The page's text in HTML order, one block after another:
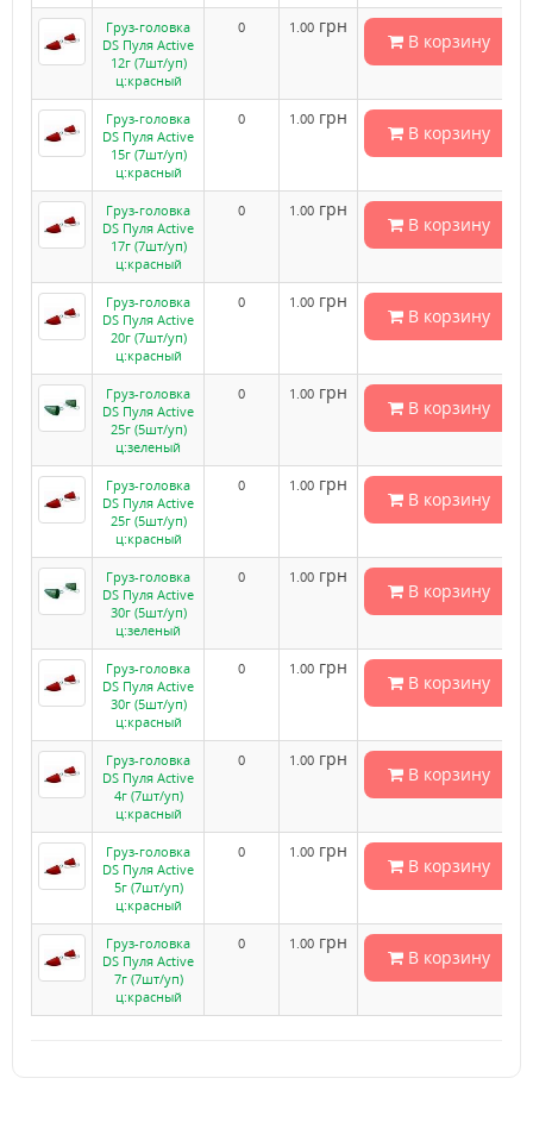
Груз-головка
DS Пуля Active
12г (7шт/уп)
ц:красный
0 1.00 грн
В корзину
Груз-головка
DS Пуля Active
15г (7шт/уп)
ц:красный
0 1.00 грн
В корзину
Груз-головка
DS Пуля Active
17г (7шт/уп)
ц:красный
0 1.00 грн
В корзину
Груз-головка
DS Пуля Active
20г (7шт/уп)
ц:красный
0 1.00 грн
В корзину
Груз-головка
DS Пуля Active
25г (5шт/уп)
ц:зеленый
0 1.00 грн
В корзину
Груз-головка
DS Пуля Active
25г (5шт/уп)
ц:красный
0 1.00 грн
В корзину
Груз-головка
DS Пуля Active
30г (5шт/уп)
ц:зеленый
0 1.00 грн
В корзину
Груз-головка
DS Пуля Active
30г (5шт/уп)
ц:красный
0 1.00 грн
В корзину
Груз-головка
DS Пуля Active
4г (7шт/уп)
ц:красный
0 1.00 грн
В корзину
Груз-головка
DS Пуля Active
5г (7шт/уп)
ц:красный
0 1.00 грн
В корзину
Груз-головка
DS Пуля Active
7г (7шт/уп)
ц:красный
0 1.00 грн
В корзину